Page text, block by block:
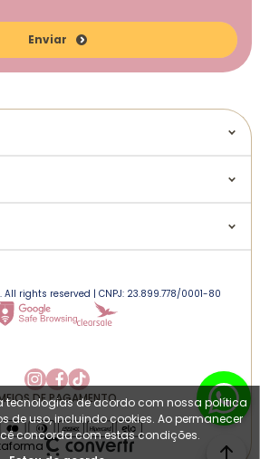
Enviar
All rights reserved | CNPJ: 23.899.778/0001-80
DE PAGAMENTO
tecnologias de acordo com nossa política
de uso, incluindo cookies. Ao permanecer
concorda com estas condições.